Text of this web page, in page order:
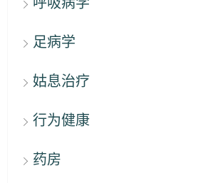
足病学
姑息治疗
行为健康
药房